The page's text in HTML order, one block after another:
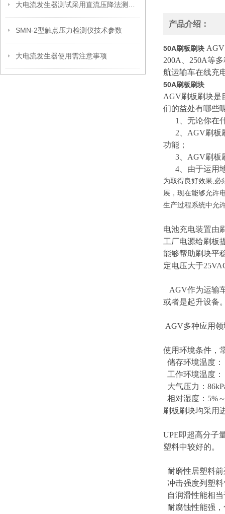
SMN-2型触点压力检测仪技术参数
大电流发生器使用需注意事项
产品介绍：
50A刷板刷块
200A、250A等
航运输车在线充
50A刷板刷块
AGV刷板刷块是
们的益处有哪些
1、无论你在什
2、AGV刷板刷
功能；
3、AGV刷板
4、由于运用
为取得良好效果,必
展，现在能够允许
生产过程系统中允
电池充电装置由
工厂电源给刷板
能够帮助刷块平
定电压大于
AGV作为运输
或者是起升设备
AGV多种应用
使用环境条件，
储存环境温度
工作环境温度
大气压力：
相对湿度：5%
刷板刷块均采用
UPE即超高分子
塑料中较好的。
耐磨性居塑料
冲击强度列塑
自润滑性能相
耐腐蚀性能强